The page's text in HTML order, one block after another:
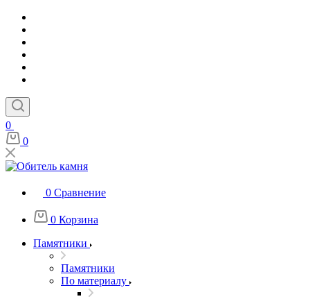
0
0
0 Сравнение
0 Корзина
Памятники
Памятники
По материалу